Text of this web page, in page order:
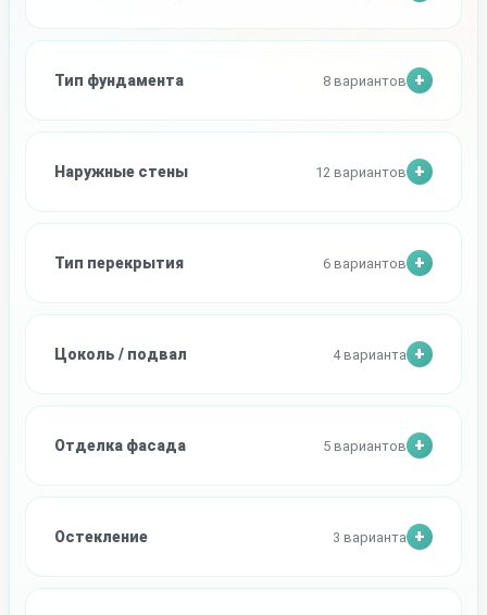
Тип фундамента 8 вариантов
Наружные стены 12 вариантов
Тип перекрытия 6 вариантов
Цоколь / подвал 4 варианта
Отделка фасада 5 вариантов
Остекление 3 варианта